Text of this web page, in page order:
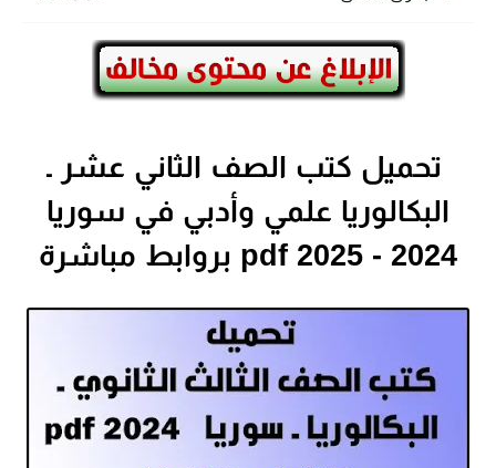
تحميل كتب الصف الثاني عشر ـ
البكالوريا علمي وأدبي في سوريا
2024 - 2025 pdf بروابط مباشرة